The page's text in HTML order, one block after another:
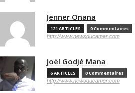
Jenner Onana
121 ARTICLES 0 Commentaires
http://www.newsducamer.com
Joël Godjé Mana
6 ARTICLES 0 Commentaires
http://www.newsducamer.com